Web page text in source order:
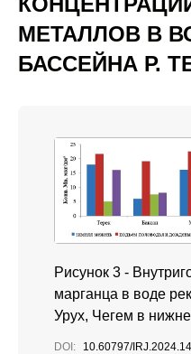
МЕТАЛЛОВ В
БАССЕЙНА Р.
Рисунок 3 -
марганца в воде
Урух, Чегем в
DOI: 10.60797/